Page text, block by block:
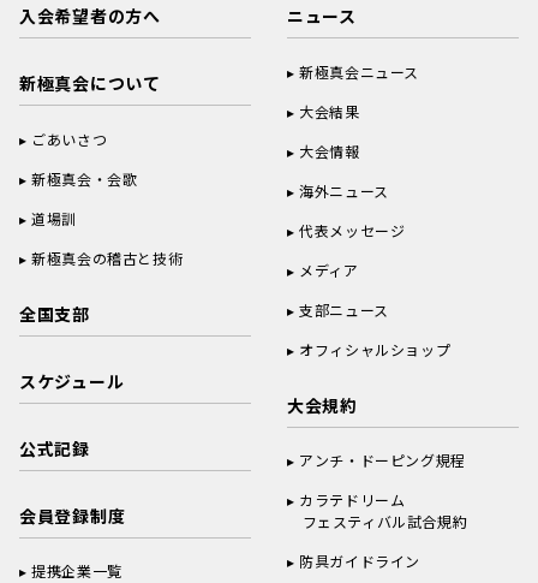
入会希望者の方へ
新極真会について
ごあいさつ
新極真会・会歌
道場訓
新極真会の稽古と技術
全国支部
スケジュール
公式記録
会員登録制度
提携企業一覧
ニュース
新極真会ニュース
大会結果
大会情報
海外ニュース
代表メッセージ
メディア
支部ニュース
オフィシャルショップ
大会規約
アンチ・ドーピング規程
カラテドリーム
フェスティバル試合規約
防具ガイドライン